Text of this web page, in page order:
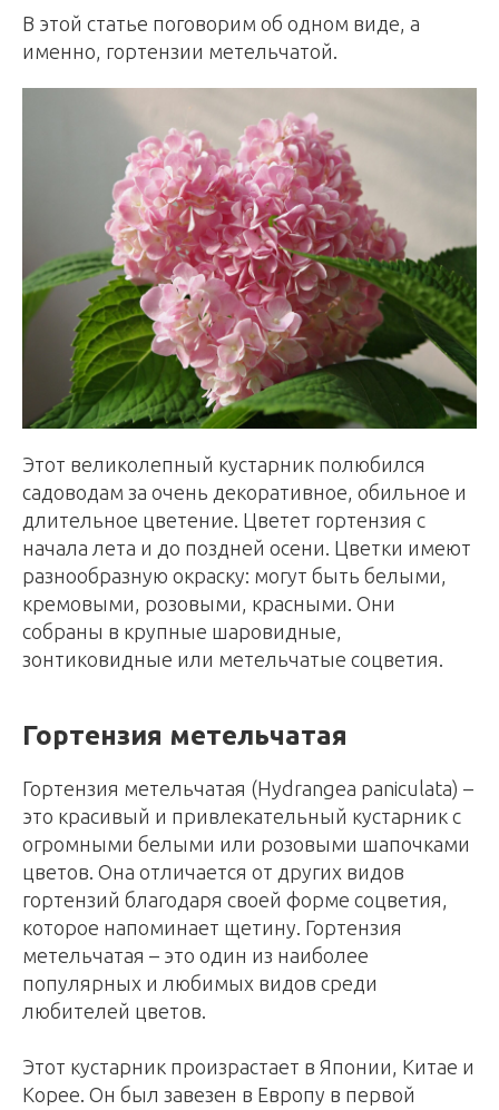
В этой статье поговорим об одном виде, а
именно, гортензии метельчатой.
Этот великолепный кустарник полюбился
садоводам за очень декоративное, обильное и
длительное цветение. Цветет гортензия с
начала лета и до поздней осени. Цветки имеют
разнообразную окраску: могут быть белыми,
кремовыми, розовыми, красными. Они
собраны в крупные шаровидные,
зонтиковидные или метельчатые соцветия.
Гортензия метельчатая
Гортензия метельчатая (Hydrangea paniculata) –
это красивый и привлекательный кустарник с
огромными белыми или розовыми шапочками
цветов. Она отличается от других видов
гортензий благодаря своей форме соцветия,
которое напоминает щетину. Гортензия
метельчатая – это один из наиболее
популярных и любимых видов среди
любителей цветов.
Этот кустарник произрастает в Японии, Китае и
Корее. Он был завезен в Европу в первой